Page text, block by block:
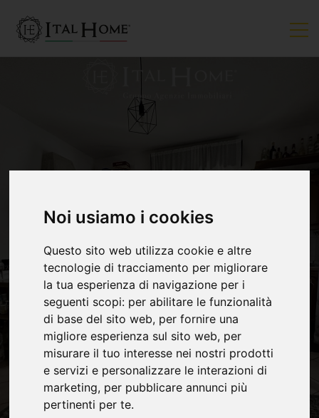
Noi usiamo i cookies
Questo sito web utilizza cookie e altre
tecnologie di tracciamento per migliorare
la tua esperienza di navigazione per i
seguenti scopi: per abilitare le funzionalità
di base del sito web, per fornire una
migliore esperienza sul sito web, per
misurare il tuo interesse nei nostri prodotti
e servizi e personalizzare le interazioni di
marketing, per pubblicare annunci più
pertinenti per te.
VENDUTO